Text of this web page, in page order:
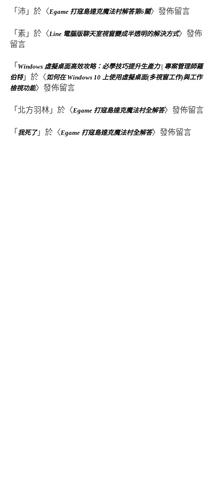
「 沛 」於〈Egame 打寇島達克魔法村解答第6關〉發佈留言
「 素 」於〈Line 電腦版聊天室視窗變成半透明的解決方式〉發佈
留言
「 Windows 虛擬桌面高效攻略：必學技巧提升生產力 | 專案管理師羅
伯特」於〈 如何在 Windows 10 上使用虛擬桌面(多視窗工作)與工作
檢視功能〉發佈留言
「 北方羽林 」於〈Egame 打寇島達克魔法村全解答〉發佈留言
「 我死了」於〈Egame 打寇島達克魔法村全解答〉發佈留言